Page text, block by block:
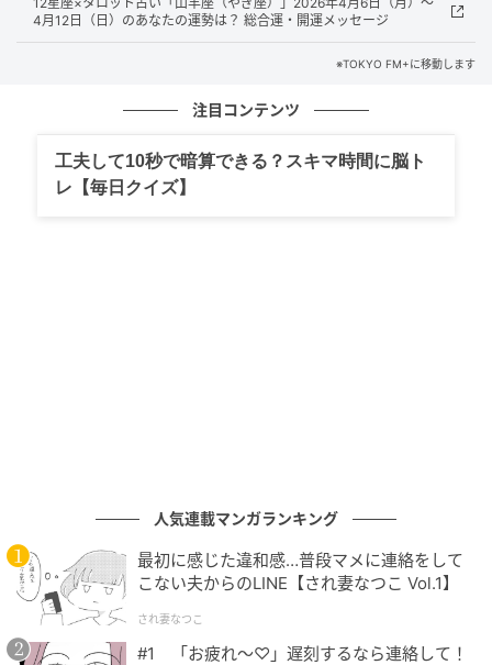
帰宅後、バッグの中身を一度すべて机の上に出してみ
「今日1日使わなかったもの」は意外と多いはず。不要
た重いモバイルバッテリー……。一度リセットすること
で、翌朝「今の自分に必要なもの」だけを選び取る余
③ 「底」に溜まったゴミを払う
バッグの底に溜まった小さなゴミや消しゴムのカスな
どは、意外と見落としがちです。
4月12日（日）のあなたの運勢は？ 総合運・開運メッセージ
※TOKYO FM+に移動します
注目コンテンツ
工夫して10秒で暗算できる？スキマ時間に脳ト
レ【毎日クイズ】
人気連載マンガランキング
最初に感じた違和感…普段マメに連絡をして
こない夫からのLINE【され妻なつこ Vol.1】
され妻なつこ
#1 「お疲れ〜♡」遅刻するなら連絡して！